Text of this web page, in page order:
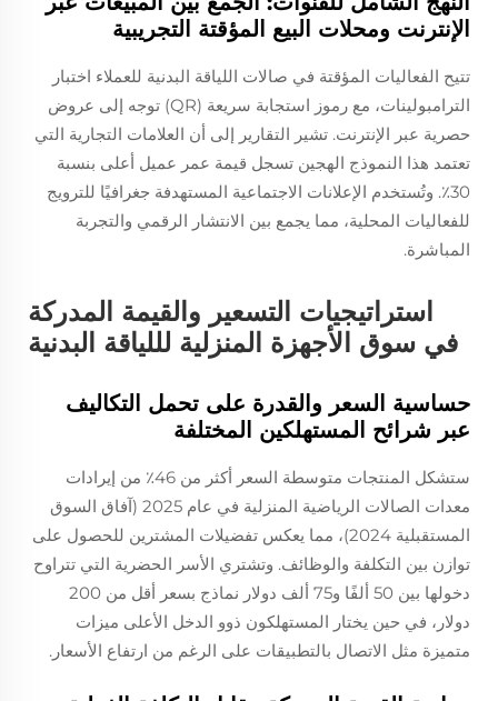
الإنترنت ومحلات البيع المؤقتة التجريبية
تتيح الفعاليات المؤقتة في صالات اللياقة البدنية للعملاء اختبار
الترامبولينات، مع رموز استجابة سريعة (QR) توجه إلى عروض
حصرية عبر الإنترنت. تشير التقارير إلى أن العلامات التجارية التي
تعتمد هذا النموذج الهجين تسجل قيمة عمر عميل أعلى بنسبة
30٪. وتُستخدم الإعلانات الاجتماعية المستهدفة جغرافيًا للترويج
للفعاليات المحلية، مما يجمع بين الانتشار الرقمي والتجربة
المباشرة.
استراتيجيات التسعير والقيمة المدركة
في سوق الأجهزة المنزلية لللياقة البدنية
حساسية السعر والقدرة على تحمل التكاليف
عبر شرائح المستهلكين المختلفة
ستشكل المنتجات متوسطة السعر أكثر من 46٪ من إيرادات
معدات الصالات الرياضية المنزلية في عام 2025 (آفاق السوق
المستقبلية 2024)، مما يعكس تفضيلات المشترين للحصول على
توازن بين التكلفة والوظائف. وتشتري الأسر الحضرية التي تتراوح
دخولها بين 50 ألفًا و75 ألف دولار نماذج بسعر أقل من 200
دولار، في حين يختار المستهلكون ذوو الدخل الأعلى ميزات
متميزة مثل الاتصال بالتطبيقات على الرغم من ارتفاع الأسعار.